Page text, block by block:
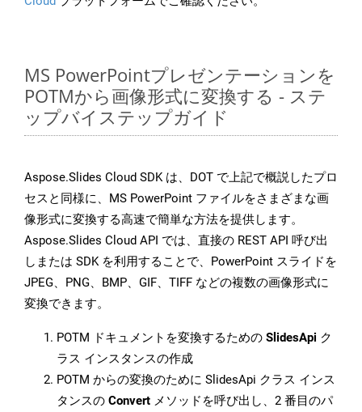
MS PowerPointプレゼンテーションを
POTMから画像形式に変換する - ステ
ップバイステップガイド
Aspose.Slides Cloud SDK は、DOT で上記で概説したプロ
セスと同様に、MS PowerPoint ファイルをさまざまな画
像形式に変換する高速で簡単な方法を提供します。
Aspose.Slides Cloud API では、直接の REST API 呼び出
しまたは SDK を利用することで、PowerPoint スライドを
JPEG、PNG、BMP、GIF、TIFF などの複数の画像形式に
変換できます。
POTM ドキュメントを変換するための SlidesApi ク
ラス インスタンスの作成
POTM からの変換のために SlidesApi クラス インス
タンスの Convert メソッドを呼び出し、2 番目のパ